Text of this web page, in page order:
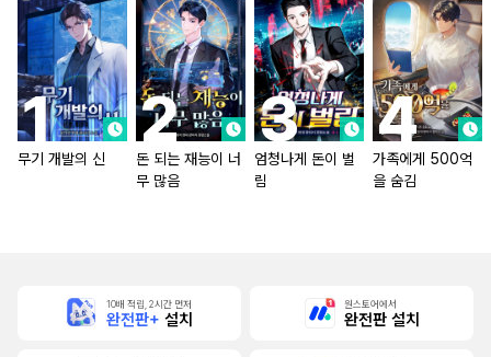
무기 개발의 신
돈 되는 재능이 너
무 많음
엄청나게 돈이 벌
림
가족에게 500억
을 숨김
10배 적립, 2시간 먼저
완전판+ 설치
원스토어에서
완전판 설치